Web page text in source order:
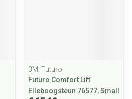
3M, Futuro
Futuro Comfort Lift
Elleboogsteun 76577, Small